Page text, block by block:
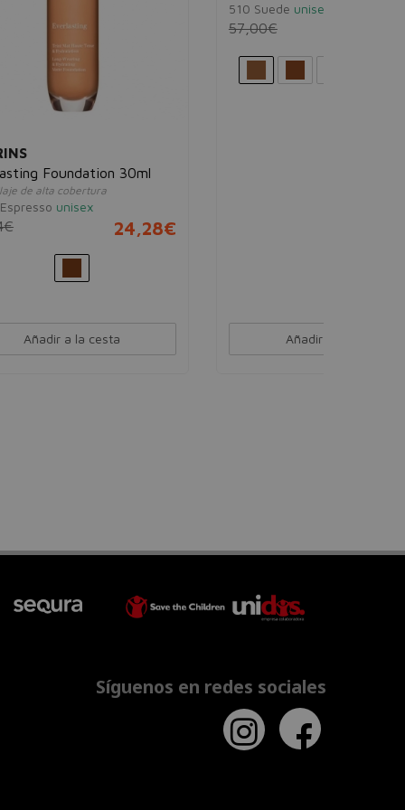
Synchro Skin Self-Refreshing
Foundation Oil-Free SPF30
Maquillaje líquido, ligero y de larga
duración
510 Suede
57,00€
Síguenos en redes sociales